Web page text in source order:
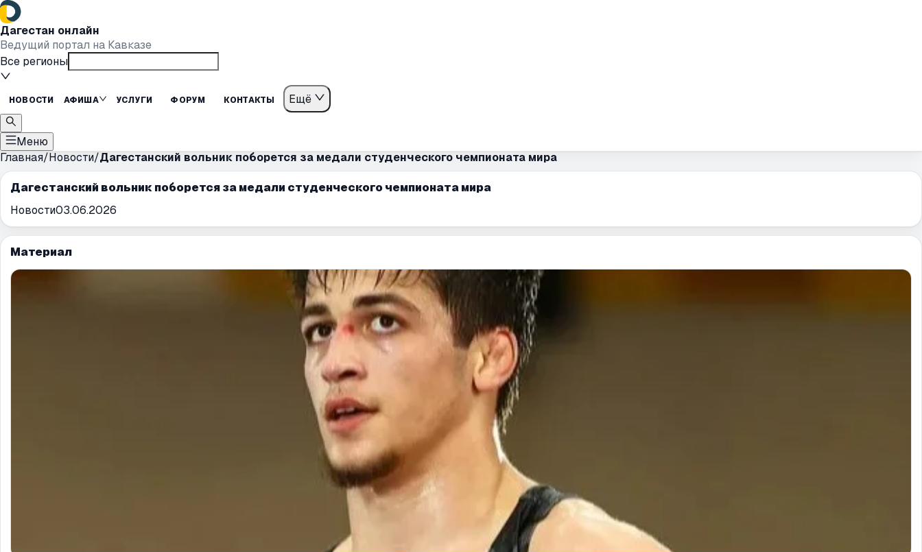
Дагестан онлайн
Ведущий портал на Кавказе
Все регионы
НОВОСТИ АФИША УСЛУГИ ФОРУМ КОНТАКТЫ Ещё
Меню
Главная/Новости/Дагестанский вольник поборется за медали студенческого чемпионата мира
Дагестанский вольник поборется за медали студенческого чемпионата мира
Новости03.06.2026
Материал